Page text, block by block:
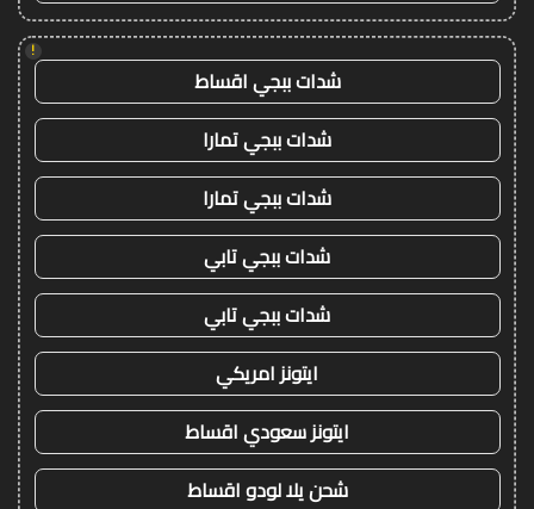
!
شدات ببجي اقساط
شدات ببجي تمارا
شدات ببجي تمارا
شدات ببجي تابي
شدات ببجي تابي
ايتونز امريكي
ايتونز سعودي اقساط
شحن يلا لودو اقساط